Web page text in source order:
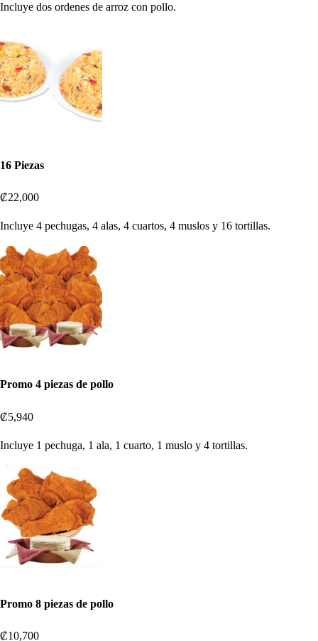
Incluye dos ordenes de arroz con pollo.
16 Piezas
₡22,000
Incluye 4 pechugas, 4 alas, 4 cuartos, 4 muslos y 16 tortillas.
Promo 4 piezas de pollo
₡5,940
Incluye 1 pechuga, 1 ala, 1 cuarto, 1 muslo y 4 tortillas.
Promo 8 piezas de pollo
₡10,700